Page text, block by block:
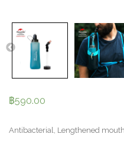
฿590.00
Antibacterial, Lengthened